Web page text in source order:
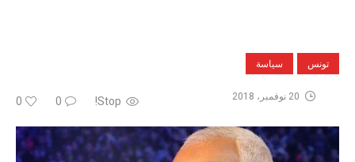
تونس سياسة
Stop!
0
0 20 نوفمبر، 2018